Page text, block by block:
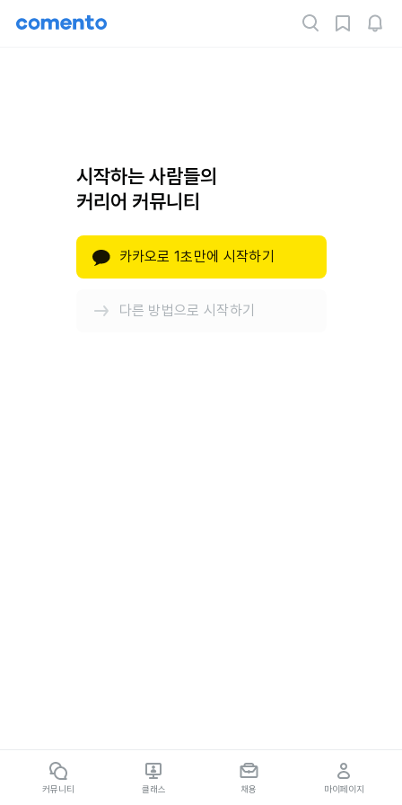
시작하는 사람들의
커리어 커뮤니티
카카오로 1초만에 시작하기
다른 방법으로 시작하기
커뮤니티 클래스 채용 마이페이지